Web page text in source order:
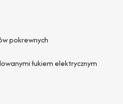
pokrewnych
łukiem elektrycznym